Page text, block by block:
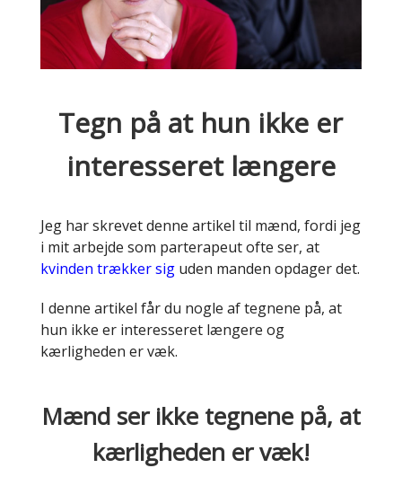
Tegn på at hun ikke er
interesseret længere
Jeg har skrevet denne artikel til mænd, fordi jeg
i mit arbejde som parterapeut ofte ser, at
kvinden trækker siguden manden opdager det.
I denne artikel får du nogle af tegnene på, at
hun ikke er interesseret længere og
kærligheden er væk.
Mænd ser ikke tegnene på, at
kærligheden er væk!